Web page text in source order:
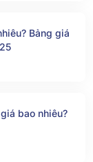
Bảng giá
bao nhiêu?